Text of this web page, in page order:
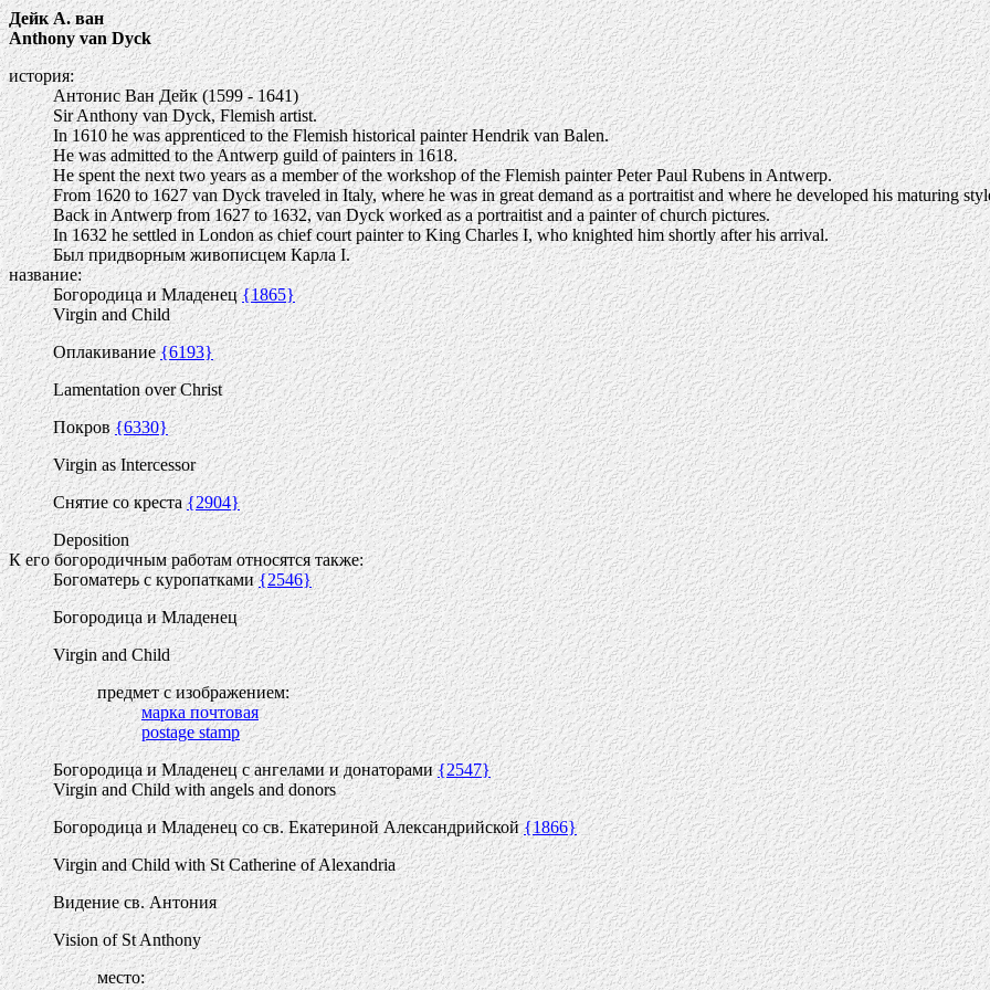
Дейк А. ван
Anthony van Dyck
история:
Антонис Ван Дейк (1599 - 1641)
Sir Anthony van Dyck, Flemish artist.
In 1610 he was apprenticed to the Flemish historical painter Hendrik van Balen.
He was admitted to the Antwerp guild of painters in 1618.
He spent the next two years as a member of the workshop of the Flemish painter Peter Paul Rubens in Antwerp.
From 1620 to 1627 van Dyck traveled in Italy, where he was in great demand as a portraitist and where he developed his maturing
Back in Antwerp from 1627 to 1632, van Dyck worked as a portraitist and a painter of church pictures.
In 1632 he settled in London as chief court painter to King Charles I, who knighted him shortly after his arrival.
Был придворным живописцем Карла I.
название:
Богородица и Младенец{1865}
Virgin and Child
Оплакивание{6193}
Lamentation over Christ
Покров{6330}
Virgin as Intercessor
Снятие со креста{2904}
Deposition
К его богородичным работам относятся также:
Богоматерь с куропатками{2546}
Богородица и Младенец
Virgin and Child
предмет с изображением:
марка почтовая
postage stamp
Богородица и Младенец с ангелами и донаторами{2547}
Virgin and Child with angels and donors
Богородица и Младенец со св. Екатериной Александрийской{1866}
Virgin and Child with St Catherine of Alexandria
Видение св. Антония
Vision of St Anthony
место: